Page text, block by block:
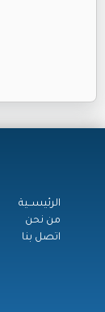
الرئيســية
من نحن
اتصل بنا